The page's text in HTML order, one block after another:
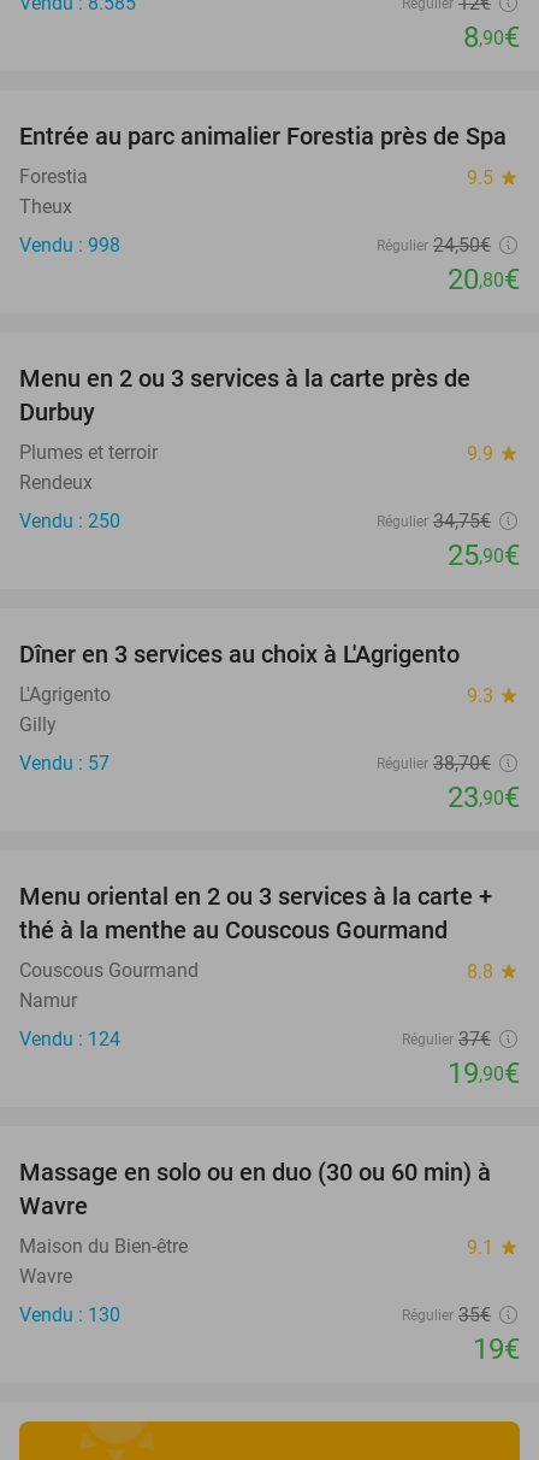
Régulier
8,90€
15%
Entrée au parc animalier Forestia près de Spa
Forestia 9.5 star
Theux
Vendu : 998
Régulier 24,50€
20,80€
25%
Menu en 2 ou 3 services à la carte près de
Durbuy
Plumes et terroir 9.9 star
Rendeux
Vendu : 250
Régulier 34,75€
25,90€
Dîner en 3 services au choix à L'Agrigento
L'Agrigento 9.3 star
Gilly
Vendu : 57
Régulier 38,70€
23,90€
46%
Menu oriental en 2 ou 3 services à la carte +
thé à la menthe au Couscous Gourmand
Couscous Gourmand 8.8 star
Namur
Vendu : 124
Régulier 37€
19,90€
46%
Massage en solo ou en duo (30 ou 60 min) à
Wavre
Maison du Bien-être 9.1 star
Wavre
Vendu : 130
Régulier 35€
19€